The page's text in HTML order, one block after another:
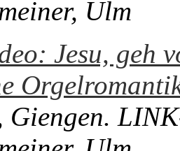
Ulm
Jesu,
Giengen.